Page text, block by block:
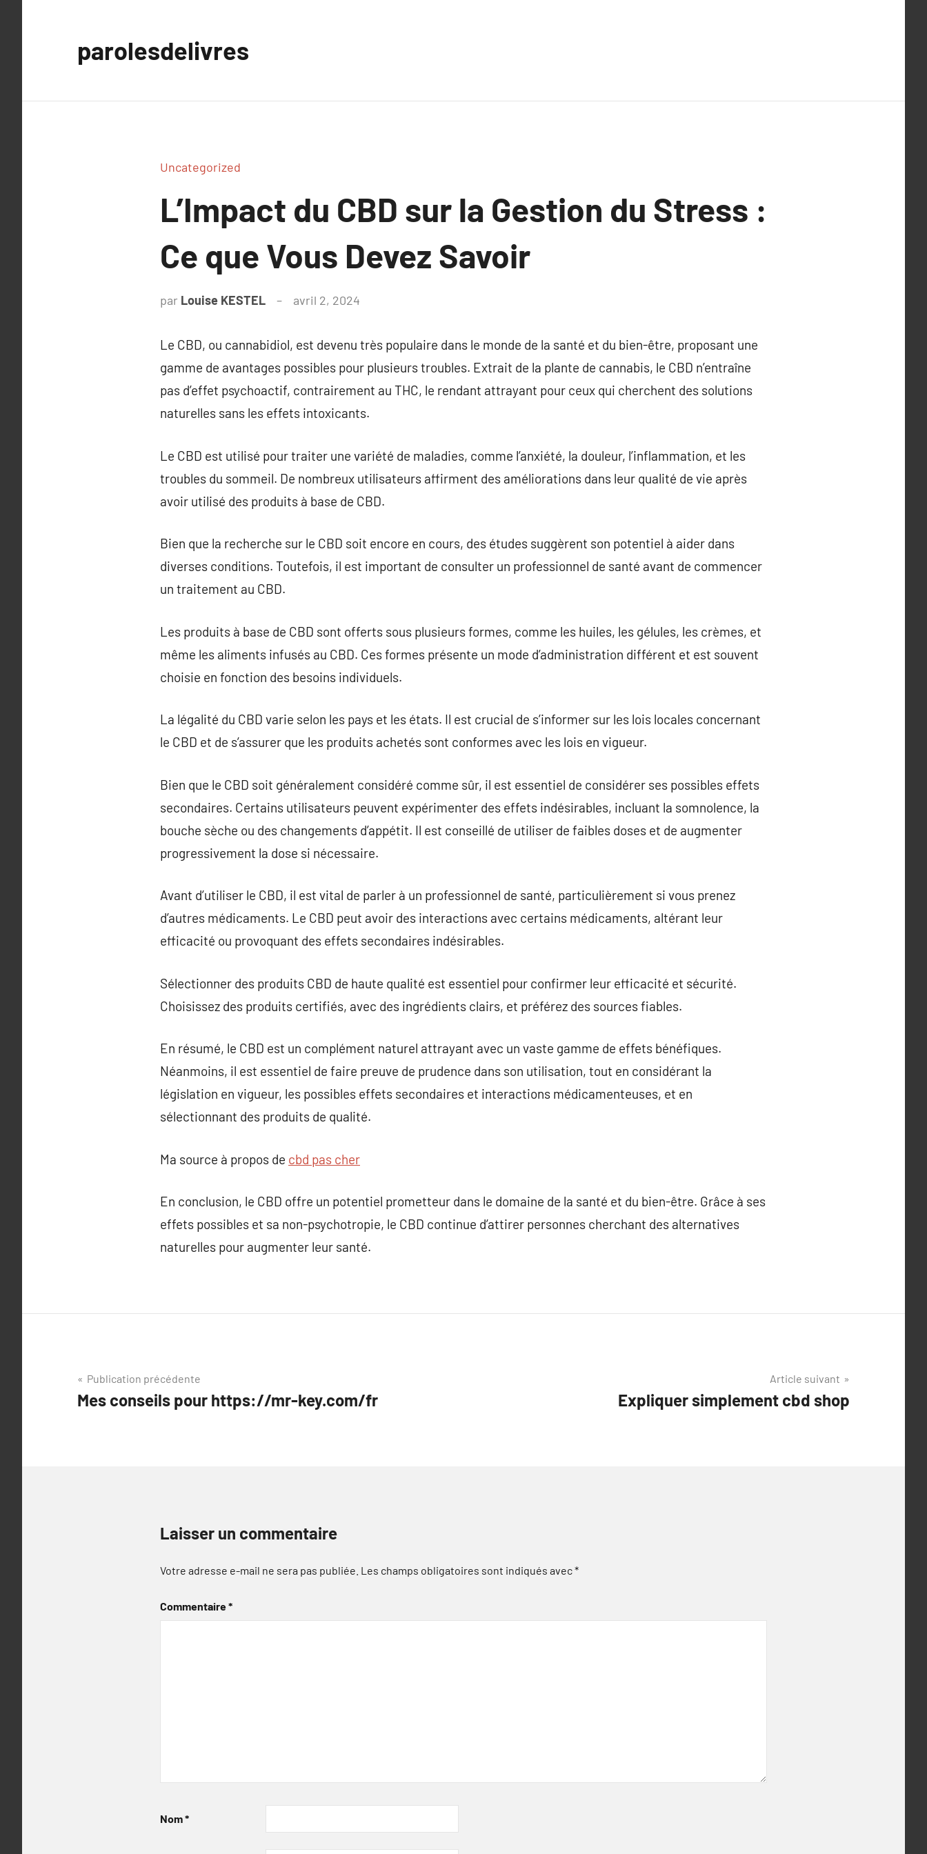
parolesdelivres
Uncategorized
L’Impact du CBD sur la Gestion du Stress :
Ce que Vous Devez Savoir
par Louise KESTEL avril 2, 2024
Le CBD, ou cannabidiol, est devenu très populaire dans le monde de la santé et du bien-être, proposant une
gamme de avantages possibles pour plusieurs troubles. Extrait de la plante de cannabis, le CBD n’entraîne
pas d’effet psychoactif, contrairement au THC, le rendant attrayant pour ceux qui cherchent des solutions
naturelles sans les effets intoxicants.
Le CBD est utilisé pour traiter une variété de maladies, comme l’anxiété, la douleur, l’inflammation, et les
troubles du sommeil. De nombreux utilisateurs affirment des améliorations dans leur qualité de vie après
avoir utilisé des produits à base de CBD.
Bien que la recherche sur le CBD soit encore en cours, des études suggèrent son potentiel à aider dans
diverses conditions. Toutefois, il est important de consulter un professionnel de santé avant de commencer
un traitement au CBD.
Les produits à base de CBD sont offerts sous plusieurs formes, comme les huiles, les gélules, les crèmes, et
même les aliments infusés au CBD. Ces formes présente un mode d’administration différent et est souvent
choisie en fonction des besoins individuels.
La légalité du CBD varie selon les pays et les états. Il est crucial de s’informer sur les lois locales concernant
le CBD et de s’assurer que les produits achetés sont conformes avec les lois en vigueur.
Bien que le CBD soit généralement considéré comme sûr, il est essentiel de considérer ses possibles effets
secondaires. Certains utilisateurs peuvent expérimenter des effets indésirables, incluant la somnolence, la
bouche sèche ou des changements d’appétit. Il est conseillé de utiliser de faibles doses et de augmenter
progressivement la dose si nécessaire.
Avant d’utiliser le CBD, il est vital de parler à un professionnel de santé, particulièrement si vous prenez
d’autres médicaments. Le CBD peut avoir des interactions avec certains médicaments, altérant leur
efficacité ou provoquant des effets secondaires indésirables.
Sélectionner des produits CBD de haute qualité est essentiel pour confirmer leur efficacité et sécurité.
Choisissez des produits certifiés, avec des ingrédients clairs, et préférez des sources fiables.
En résumé, le CBD est un complément naturel attrayant avec un vaste gamme de effets bénéfiques.
Néanmoins, il est essentiel de faire preuve de prudence dans son utilisation, tout en considérant la
législation en vigueur, les possibles effets secondaires et interactions médicamenteuses, et en
sélectionnant des produits de qualité.
Ma source à propos de cbd pas cher
En conclusion, le CBD offre un potentiel prometteur dans le domaine de la santé et du bien-être. Grâce à ses
effets possibles et sa non-psychotropie, le CBD continue d’attirer personnes cherchant des alternatives
naturelles pour augmenter leur santé.
Navigation
de
Publication précédente
Mes conseils pour https://mr-key.com/fr
Article suivant
Expliquer simplement cbd shop
Laisser un commentaire
Votre adresse e-mail ne sera pas publiée. Les champs obligatoires sont indiqués avec*
Commentaire*
Nom*